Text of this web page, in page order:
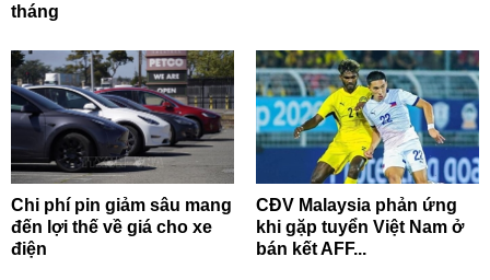
tháng
Chi phí pin giảm sâu mang
đến lợi thế về giá cho xe
điện
CĐV Malaysia phản ứng
khi gặp tuyển Việt Nam ở
bán kết AFF...